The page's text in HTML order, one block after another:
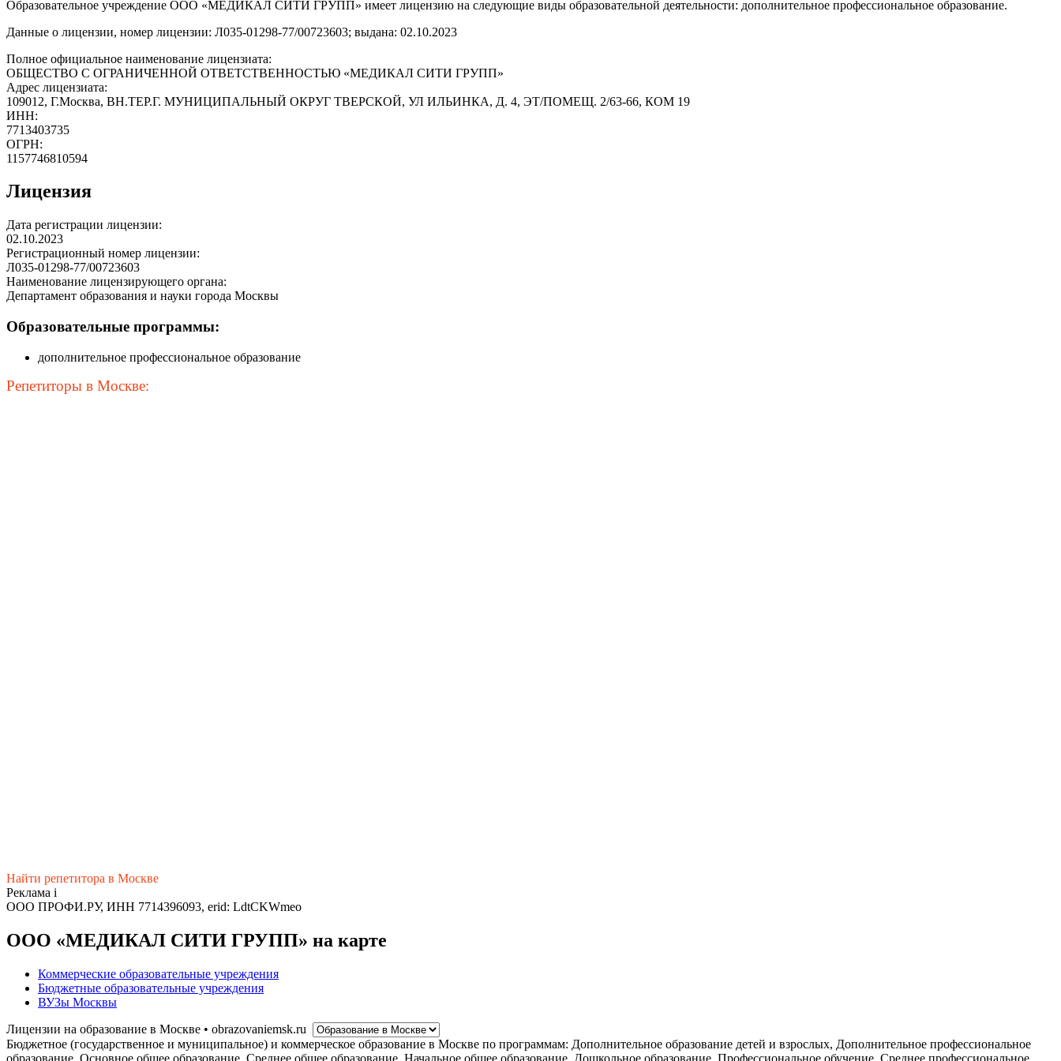
Образовательное учреждение ООО «МЕДИКАЛ СИТИ ГРУПП» имеет лицензию на следующие виды образовательной деятельности: дополнительное профессиональное образование.
Данные о лицензии, номер лицензии: Л035-01298-77/00723603; выдана: 02.10.2023
Полное официальное наименование лицензиата:
ОБЩЕСТВО С ОГРАНИЧЕННОЙ ОТВЕТСТВЕННОСТЬЮ «МЕДИКАЛ СИТИ ГРУПП»
Адрес лицензиата:
109012, Г.Москва, ВН.ТЕР.Г. МУНИЦИПАЛЬНЫЙ ОКРУГ ТВЕРСКОЙ, УЛ ИЛЬИНКА, Д. 4, ЭТ/ПОМЕЩ. 2/63-66, КОМ 19
ИНН:
7713403735
ОГРН:
1157746810594
Лицензия
Дата регистрации лицензии:
02.10.2023
Регистрационный номер лицензии:
Л035-01298-77/00723603
Наименование лицензирующего органа:
Департамент образования и науки города Москвы
Образовательные программы:
дополнительное профессиональное образование
Репетиторы в Москве:
Найти репетитора в Москве
Реклама i
ООО ПРОФИ.РУ, ИНН 7714396093, erid: LdtCKWmeo
ООО «МЕДИКАЛ СИТИ ГРУПП» на карте
Коммерческие образовательные учреждения
Бюджетные образовательные учреждения
ВУЗы Москвы
Лицензии на образование в Москве • obrazovaniemsk.ru
Бюджетное (государственное и муниципальное) и коммерческое образование в Москве по программам: Дополнительное образование детей и взрослых, Дополнительное профессиональное
образование, Основное общее образование, Среднее общее образование, Начальное общее образование, Дошкольное образование, Профессиональное обучение, Среднее профессиональное